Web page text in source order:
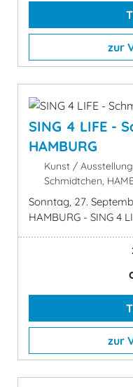
zur
SING 4 LIFE -
HAMBURG
Kunst /
Schmidtchen,
Sonntag, 27.
HAMBURG - SING 4
zur